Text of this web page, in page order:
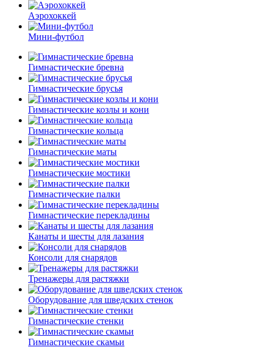
Аэрохоккей
Мини-футбол
Гимнастические бревна
Гимнастические брусья
Гимнастические козлы и кони
Гимнастические кольца
Гимнастические маты
Гимнастические мостики
Гимнастические палки
Гимнастические перекладины
Канаты и шесты для лазания
Консоли для снарядов
Тренажеры для растяжки
Оборудование для шведских стенок
Гимнастические стенки
Гимнастические скамьи